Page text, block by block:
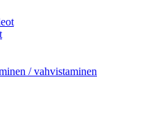
/ vahvistaminen